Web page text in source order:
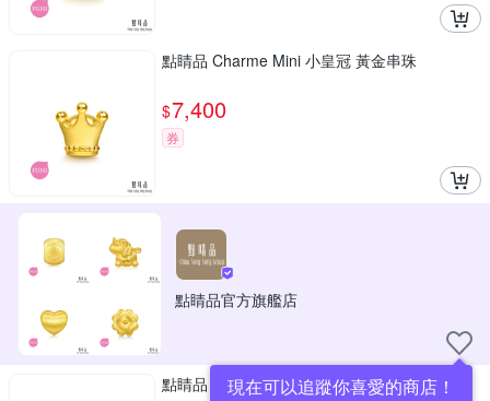
點睛品 Charme Mini 小皇冠 黃金串珠
$7,400
券
點睛品官方旗艦店
現在可以追蹤你喜愛的商店！
點睛品 Charme Mini 日進斗金 黃金串珠